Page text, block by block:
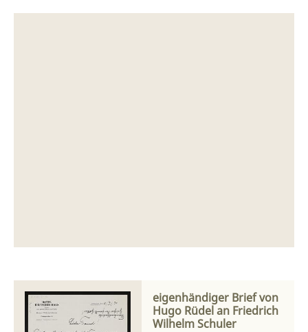
eigenhändiger Brief von
Hugo Rüdel an Friedrich
Wilhelm Schuler